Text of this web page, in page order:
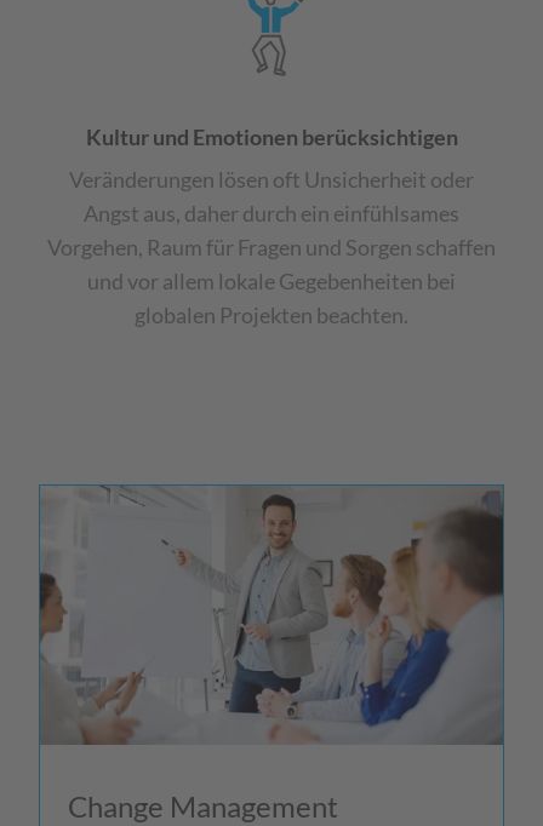
Kultur und Emotionen berücksichtigen
Veränderungen lösen oft Unsicherheit oder
Angst aus, daher durch ein einfühlsames
Vorgehen, Raum für Fragen und Sorgen schaffen
und vor allem lokale Gegebenheiten bei
globalen Projekten beachten.
Change Management